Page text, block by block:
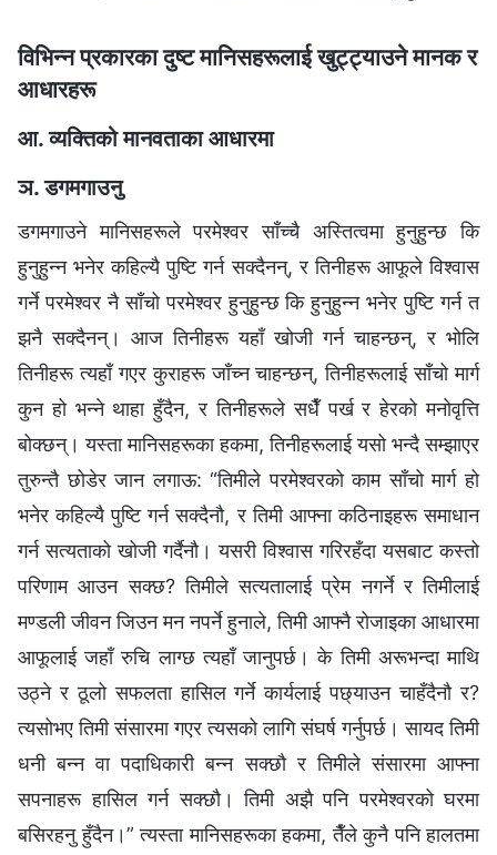
विभिन्न प्रकारका दुष्ट मानिसहरूलाई खुट्ट्याउने मानक र
आधारहरू
आ. व्यक्तिको मानवताका आधारमा
ञ. डगमगाउनु
डगमगाउने मानिसहरूले परमेश्‍वर साँच्चै अस्तित्वमा हुनुहुन्छ कि
हुनुहुन्न भनेर कहिल्यै पुष्टि गर्न सक्दैनन्, र तिनीहरू आफूले विश्‍वास
गर्ने परमेश्‍वर नै साँचो परमेश्‍वर हुनुहुन्छ कि हुनुहुन्न भनेर पुष्टि गर्न त
झनै सक्दैनन्। आज तिनीहरू यहाँ खोजी गर्न चाहन्छन्, र भोलि
तिनीहरू त्यहाँ गएर कुराहरू जाँच्न चाहन्छन्, तिनीहरूलाई साँचो मार्ग
कुन हो भन्ने थाहा हुँदैन, र तिनीहरूले सधैँ पर्ख र हेरको मनोवृत्ति
बोक्छन्। यस्ता मानिसहरूका हकमा, तिनीहरूलाई यसो भन्दै सम्झाएर
तुरुन्तै छोडेर जान लगाऊ: “तिमीले परमेश्‍वरको काम साँचो मार्ग हो
भनेर कहिल्यै पुष्टि गर्न सक्दैनौ, र तिमी आफ्ना कठिनाइहरू समाधान
गर्न सत्यताको खोजी गर्दैनौ। यसरी विश्‍वास गरिरहँदा यसबाट कस्तो
परिणाम आउन सक्छ? तिमीले सत्यतालाई प्रेम नगर्ने र तिमीलाई
मण्डली जीवन जिउन मन नपर्ने हुनाले, तिमी आफ्नै रोजाइका आधारमा
आफूलाई जहाँ रुचि लाग्छ त्यहाँ जानुपर्छ। के तिमी अरूभन्दा माथि
उठ्ने र ठूलो सफलता हासिल गर्ने कार्यलाई पछ्याउन चाहँदैनौ र?
त्यसोभए तिमी संसारमा गएर त्यसको लागि संघर्ष गर्नुपर्छ। सायद तिमी
धनी बन्न वा पदाधिकारी बन्न सक्छौ र तिमीले संसारमा आफ्ना
सपनाहरू हासिल गर्न सक्छौ। तिमी अझै पनि परमेश्‍वरको घरमा
बसिरहनु हुँदैन।” त्यस्ता मानिसहरूका हकमा, तैँले कुनै पनि हालतमा